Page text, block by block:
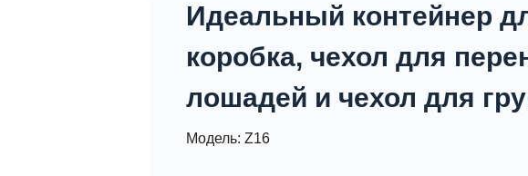
Идеальный контейнер
коробка, чехол для
лошадей и чехол для
Модель: Z16